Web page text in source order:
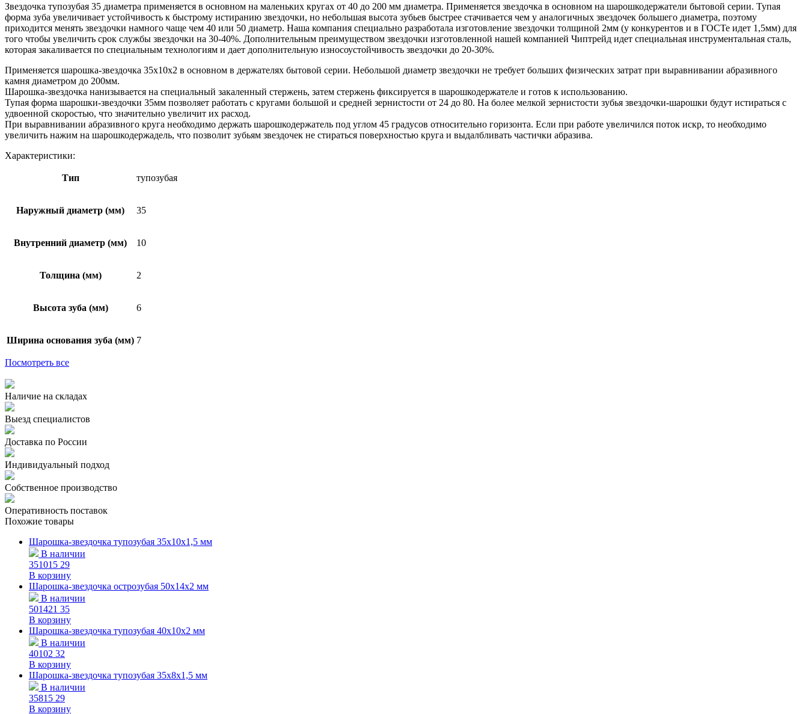
Звездочка тупозубая 35 диаметра применяется в основном на маленьких кругах от 40 до 200 мм диаметра. Применяется звездочка в основном на шарошкодержатели бытовой серии. Тупая
форма зуба увеличивает устойчивость к быстрому истиранию звездочки, но небольшая высота зубьев быстрее стачивается чем у аналогичных звездочек большего диаметра, поэтому
приходится менять звездочки намного чаще чем 40 или 50 диаметр. Наша компания специально разработала изготовление звездочки толщиной 2мм (у конкурентов и в ГОСТе идет 1,5мм) для
того чтобы увеличить срок службы звездочки на 30-40%. Дополнительным преимуществом звездочки изготовленной нашей компанией Чиптрейд идет специальная инструментальная сталь,
которая закаливается по специальным технологиям и дает дополнительную износоустойчивость звездочки до 20-30%.
Применяется шарошка-звездочка 35х10х2 в основном в держателях бытовой серии. Небольшой диаметр звездочки не требует больших физических затрат при выравнивании абразивного
камня диаметром до 200мм.
Шарошка-звездочка нанизывается на специальный закаленный стержень, затем стержень фиксируется в шарошкодержателе и готов к использованию.
Тупая форма шарошки-звездочки 35мм позволяет работать с кругами большой и средней зернистости от 24 до 80. На более мелкой зернистости зубья звездочки-шарошки будут истираться с
удвоенной скоростью, что значительно увеличит их расход.
При выравнивании абразивного круга необходимо держать шарошкодержатель под углом 45 градусов относительно горизонта. Если при работе увеличился поток искр, то необходимо
увеличить нажим на шарошкодержадель, что позволит зубьям звездочек не стираться поверхностью круга и выдалбливать частички абразива.
Характеристики:
Тип тупозубая
Наружный диаметр (мм) 35
Внутренний диаметр (мм) 10
Толщина (мм) 2
Высота зуба (мм) 6
Ширина основания зуба (мм) 7
Посмотреть все
Наличие на складах
Выезд специалистов
Доставка по России
Индивидуальный подход
Собственное производство
Оперативность поставок
Похожие товары
Шарошка-звездочка тупозубая 35х10х1,5 мм
В наличии
351015 29
В корзину
Шарошка-звездочка острозубая 50х14х2 мм
В наличии
501421 35
В корзину
Шарошка-звездочка тупозубая 40х10х2 мм
В наличии
40102 32
В корзину
Шарошка-звездочка тупозубая 35х8х1,5 мм
В наличии
35815 29
В корзину